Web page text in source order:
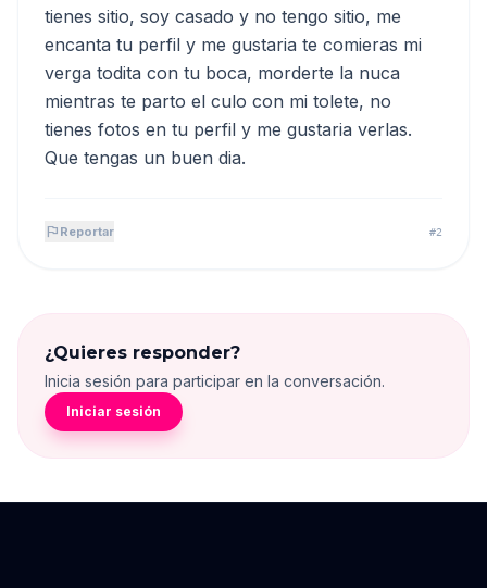
tienes sitio, soy casado y no tengo sitio, me
encanta tu perfil y me gustaria te comieras mi
verga todita con tu boca, morderte la nuca
mientras te parto el culo con mi tolete, no
tienes fotos en tu perfil y me gustaria verlas.
Que tengas un buen dia.
flag Reportar #2
¿Quieres responder?
Inicia sesión para participar en la conversación.
Iniciar sesión